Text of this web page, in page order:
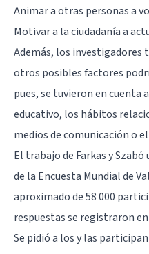
Animar a otras personas a
Motivar a la ciudadanía a
Además, los investigadores
otros posibles factores
pues, se tuvieron en cuenta
educativo, los hábitos
medios de comunicación o
El trabajo de Farkas y
de la Encuesta Mundial de
aproximado de 58 000
respuestas se registraron
Se pidió a los y las